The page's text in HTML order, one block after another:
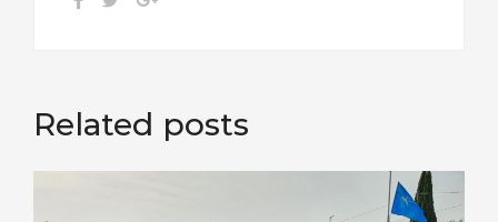
Related posts